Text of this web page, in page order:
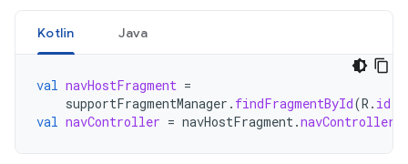
Kotlin Java
val navHostFragment =
supportFragmentManager . findFragmentById(R . id
val navController = navHostFragment.navController